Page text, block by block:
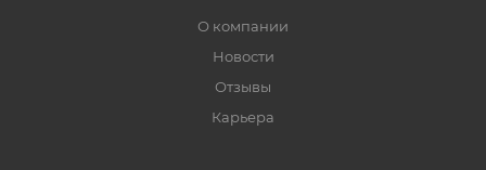
О компании
Новости
Отзывы
Карьера